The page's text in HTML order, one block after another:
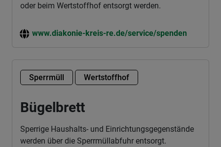
oder beim Wertstoffhof entsorgt werden.
www.diakonie-kreis-re.de/service/spenden
Sperrmüll Wertstoffhof
Bügelbrett
Sperrige Haushalts- und Einrichtungsgegenstände
werden über die Sperrmüllabfuhr entsorgt.